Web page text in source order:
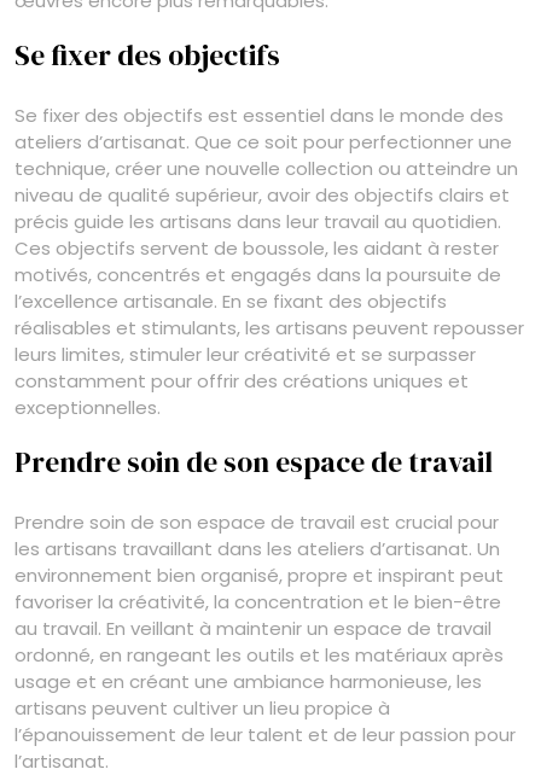
Se fixer des objectifs
Se fixer des objectifs est essentiel dans le monde des
ateliers d’artisanat. Que ce soit pour perfectionner une
technique, créer une nouvelle collection ou atteindre un
niveau de qualité supérieur, avoir des objectifs clairs et
précis guide les artisans dans leur travail au quotidien.
Ces objectifs servent de boussole, les aidant à rester
motivés, concentrés et engagés dans la poursuite de
l’excellence artisanale. En se fixant des objectifs
réalisables et stimulants, les artisans peuvent repousser
leurs limites, stimuler leur créativité et se surpasser
constamment pour offrir des créations uniques et
exceptionnelles.
Prendre soin de son espace de travail
Prendre soin de son espace de travail est crucial pour
les artisans travaillant dans les ateliers d’artisanat. Un
environnement bien organisé, propre et inspirant peut
favoriser la créativité, la concentration et le bien-être
au travail. En veillant à maintenir un espace de travail
ordonné, en rangeant les outils et les matériaux après
usage et en créant une ambiance harmonieuse, les
artisans peuvent cultiver un lieu propice à
l’épanouissement de leur talent et de leur passion pour
l’artisanat.